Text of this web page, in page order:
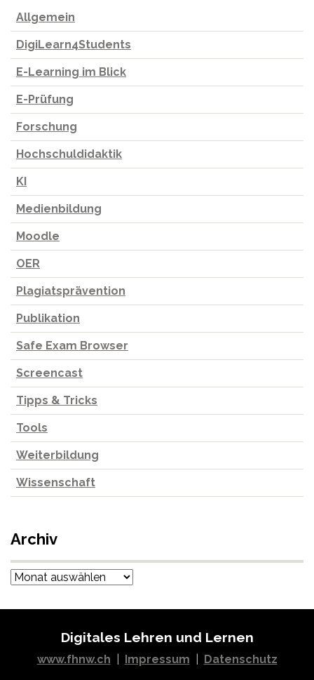
Allgemein
DigiLearn4Students
E-Learning im Blick
E-Prüfung
Forschung
Hochschuldidaktik
KI
Medienbildung
Moodle
OER
Plagiatsprävention
Publikation
Safe Exam Browser
Screencast
Tipps & Tricks
Tools
Weiterbildung
Wissenschaft
Archiv
Archiv
Digitales Lehren und Lernen
www.fhnw.ch Impressum Datenschutz